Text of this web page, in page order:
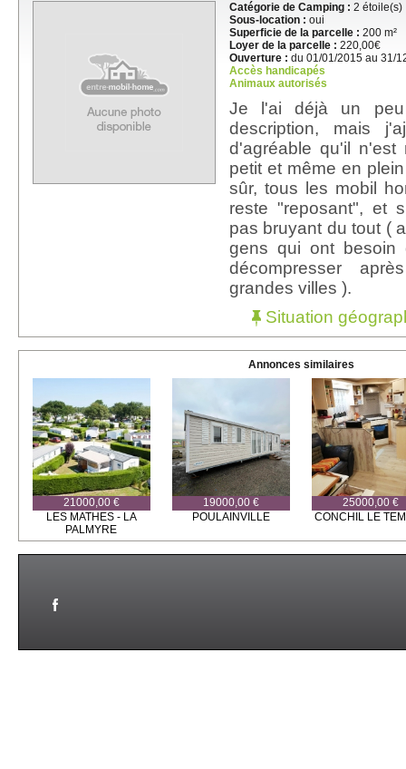
Catégorie de Camping : 2 étoile(s)
Sous-location : oui
Superficie de la parcelle : 200 m²
Loyer de la parcelle : 220,00€
Ouverture : du 01/01/2015 au 31/
Accès handicapés
Animaux autorisés
Je l'ai déjà un
description, mais
d'agréable qu'il
petit et même en
sûr, tous les mobil
reste "reposant", et
pas bruyant du tout (
gens qui ont
décompresser
grandes villes ).
Situation
Annonces similaires
21000,00 €
LES MATHES - LA
PALMYRE
19000,00 €
POULAINVILLE
25000,00 €
CONCHIL LE